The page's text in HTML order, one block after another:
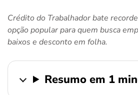
Crédito do Trabalhador bate
opção popular para quem busca
baixos e desconto em folha.
Resumo em 1